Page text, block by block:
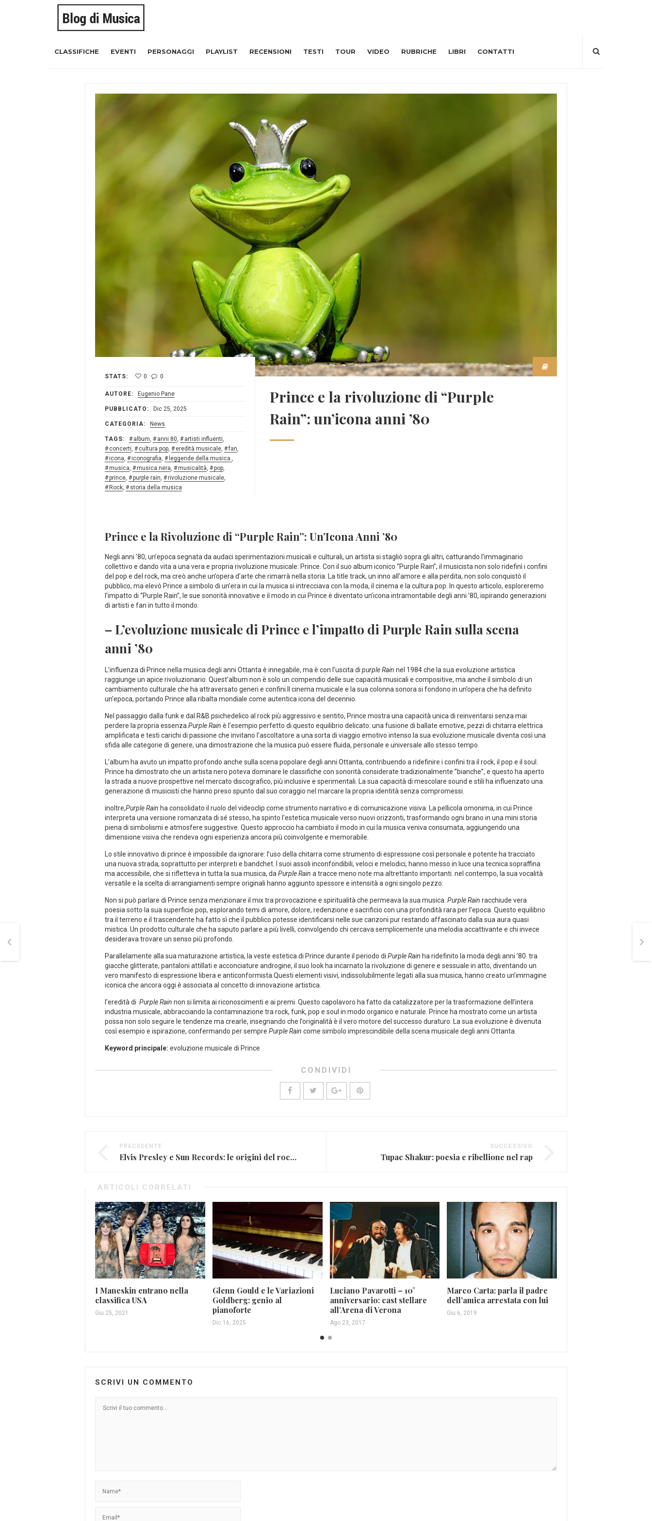
CLASSIFICHE EVENTI PERSONAGGI PLAYLIST RECENSIONI TESTI TOUR VIDEO RUBRICHE LIBRI CONTATTI
STATS: 0 0
AUTORE: Eugenio Pane
PUBBLICATO: Dic 25, 2025
CATEGORIA: News
TAGS: album anni 80 artisti influenti
concerti
cultura pop eredità musicale fan
icona
iconografia leggende della musica.
musica
musica nera musicalità pop
prince
purple rain rivoluzione musicale
Rock
storia della musica
Prince e la rivoluzione di “Purple
Rain”: un’icona anni ’80
Prince e la Rivoluzione di “Purple Rain”: ​Un’Icona⁤ Anni ’80
Negli anni ’80, un’epoca ‍segnata da audaci ​sperimentazioni musicali e culturali,‌ un ⁣artista si ⁣stagliò sopra gli altri,⁤ catturando l’immaginario
collettivo ​e⁤ dando vita a una​ vera e propria rivoluzione musicale: Prince. Con il suo⁤ album ​iconico “Purple Rain”, il musicista non‍ solo ridefinì ⁢i confini
del pop e‌ del rock, ma creò anche un’opera d’arte che rimarrà nella storia. La title track, un inno all’amore ⁢e alla perdita, non solo conquistò il
pubblico, ma elevò Prince a simbolo di un’era in ⁢cui⁤ la musica si intrecciava ⁣con⁣ la moda, il cinema​ e la cultura pop. In questo articolo,⁢ esploreremo
l’impatto di “Purple Rain”, le sue ⁢sonorità innovative e ​il modo in cui Prince è diventato un’icona intramontabile degli anni ’80, ispirando generazioni
di artisti e‍ fan in tutto il mondo.
– L’evoluzione musicale di Prince e l’impatto di Purple ​Rain⁤ sulla scena
anni ’80
L’influenza di Prince⁢ nella musica degli​ anni Ottanta è ⁢innegabile, ma​ è con l’uscita di purple Rain nel 1984 che​ la sua evoluzione artistica
raggiunge un apice rivoluzionario.‍ Quest’album non è solo un compendio delle sue capacità musicali e compositive, ma anche il simbolo di un
cambiamento culturale che ha attraversato generi e confini.Il cinema musicale e​ la sua colonna ‌sonora si fondono in un’opera che ha definito
un’epoca, portando Prince alla ribalta mondiale come⁣ autentica⁤ icona del decennio.
Nel passaggio dalla funk⁢ e dal R&B psichedelico al rock più aggressivo e sentito, Prince mostra una capacità unica di reinventarsi senza mai⁢
perdere⁣ la propria essenza. Purple Rain è l’esempio perfetto di questo equilibrio delicato: una fusione di ballate emotive, ‍pezzi di chitarra⁣ elettrica
amplificata e testi carichi di passione che invitano ‌l’ascoltatore a una sorta di viaggio⁢ emotivo intenso.la sua​ evoluzione musicale diventa così ⁣una
sfida⁣ alle categorie di genere, una dimostrazione che la ⁤musica può essere fluida,⁤ personale e universale allo stesso tempo.
L’album ha avuto un impatto profondo anche sulla scena popolare degli anni Ottanta,‌ contribuendo a ridefinire i confini tra il rock, il‌ pop e il soul.
Prince ha dimostrato ​che un artista nero poteva dominare le classifiche con‍ sonorità considerate tradizionalmente ‍”bianche”, e questo ha aperto
la strada a nuove prospettive nel mercato ⁤discografico, più inclusive ‍e sperimentali. La sua capacità di mescolare sound e stili ha influenzato una
generazione di musicisti che hanno preso spunto dal suo coraggio nel marcare ‍la propria identità senza compromessi.
inoltre,Purple Rain ha consolidato il ruolo del ⁢videoclip come⁤ strumento narrativo e di comunicazione visiva. La pellicola omonima, in cui Prince
interpreta una versione romanzata di sé stesso, ha spinto l’estetica musicale verso nuovi orizzonti, trasformando ogni brano in una mini ⁢storia
piena di simbolismi e atmosfere suggestive. Questo approccio ha cambiato ‌il modo in cui la musica veniva consumata, aggiungendo una
dimensione visiva che rendeva ogni esperienza ancora ‌più coinvolgente e memorabile.
Lo stile innovativo di prince è impossibile da ignorare: l’uso della chitarra come strumento di espressione così personale‍ e potente ha tracciato
⁣una nuova strada, soprattutto per interpreti e bandchet. I⁣ suoi assoli inconfondibili, veloci e melodici, hanno messo in luce una ‍tecnica sopraffina
ma accessibile, che si rifletteva in ​tutta la sua musica, da Purple Rain a tracce meno note‍ ma⁢ altrettanto‍ importanti. nel contempo, la sua vocalità
versatile e la scelta di arrangiamenti sempre originali hanno aggiunto spessore e intensità a ogni singolo pezzo.
Non si può parlare​ di Prince senza menzionare il mix tra provocazione e ‍spiritualità che permeava la sua ⁢musica. Purple Rain racchiude vera
poesia sotto la sua superficie pop, esplorando temi di amore, dolore, redenzione e sacrificio con una profondità rara per l’epoca. Questo equilibrio
tra il terreno e il ⁤trascendente ha fatto sì che il pubblico potesse identificarsi ⁣nelle ⁤sue canzoni pur restando affascinato dalla sua aura quasi
mistica. Un prodotto⁣ culturale che ha saputo parlare a più livelli, coinvolgendo chi cercava semplicemente una ⁤melodia accattivante e chi invece
desiderava trovare un​ senso più profondo.
Parallelamente alla sua maturazione artistica, la veste estetica di ⁣Prince durante il periodo di Purple Rain ha‌ ridefinito la moda degli anni ’80. tra
giacche glitterate, pantaloni attillati e acconciature androgine, il suo look ha incarnato la rivoluzione⁢ di ⁣genere e sessuale in atto, diventando ⁣un
vero manifesto di espressione libera e anticonformista.Questi elementi visivi, indissolubilmente legati ⁤alla sua musica, hanno creato un’immagine
iconica che ancora oggi è associata al concetto di innovazione​ artistica.
l’eredità di ⁤ Purple Rain non si limita ai riconoscimenti e ai premi.​ Questo capolavoro ha fatto da ‍catalizzatore per ⁣la trasformazione dell’intera
‍industria musicale, abbracciando‌ la contaminazione tra rock, funk, pop e soul in modo organico e naturale. Prince ha mostrato ⁤come un artista
possa non solo‍ seguire le tendenze ma crearle, insegnando che l’originalità è il vero motore del successo duraturo. La sua evoluzione è divenuta
così esempio e ispirazione, confermando per sempre Purple Rain come simbolo imprescindibile della scena musicale degli anni Ottanta.
Keyword principale: evoluzione musicale di Prince
CONDIVIDI
PRECEDENTE
Elvis Presley e Sun Records: le origini del rock’n’roll
SUCCESSIVO
Tupac Shakur: poesia e ribellione nel rap
ARTICOLI CORRELATI
I Maneskin entrano nella
classifica USA
Giu 25, 2021
Glenn Gould e le Variazioni
Goldberg: genio al
pianoforte
Dic 16, 2025
Luciano Pavarotti – 10°
anniversario: cast stellare
all’Arena di Verona
Ago 23, 2017
Marco Carta: parla il padre
dell’amica arrestata con lui
Giu 6, 2019
SCRIVI UN COMMENTO